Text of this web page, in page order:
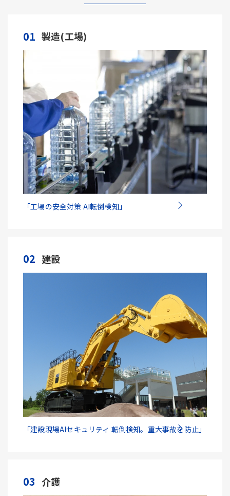
01 製造(工場)
「工場の安全対策 AI転倒検知」
02 建設
「建設現場AIセキュリティ 転倒検知。重大事故を防止」
03 介護